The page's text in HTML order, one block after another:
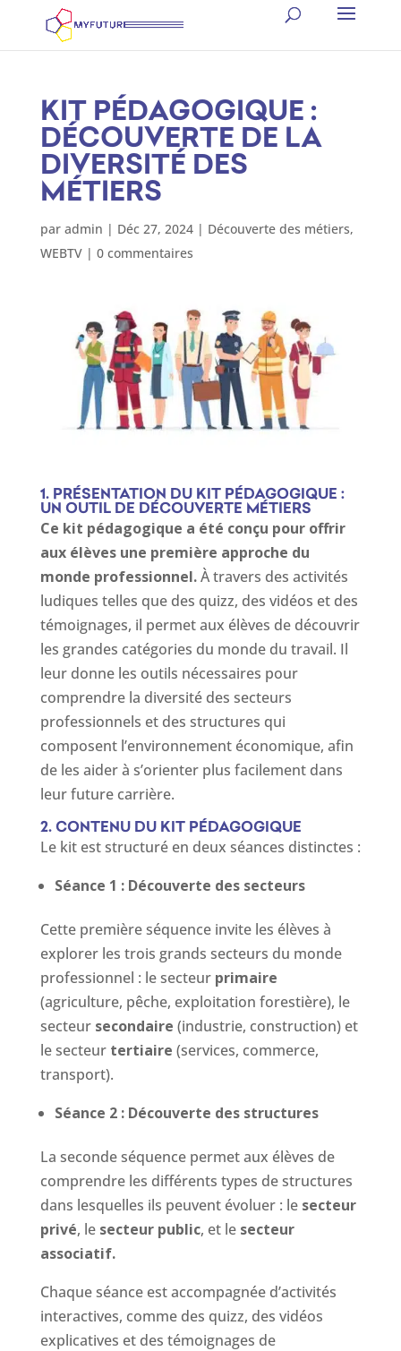
KIT PÉDAGOGIQUE :
DÉCOUVERTE DE LA
DIVERSITÉ DES
MÉTIERS
par admin | Déc 27, 2024| Découverte des métiers,
WEBTV| 0 commentaires
1. PRÉSENTATION DU KIT PÉDAGOGIQUE :
UN OUTIL DE DÉCOUVERTE MÉTIERS
Ce kit pédagogique a été conçu pour offrir
aux élèves une première approche du
monde professionnel.À travers des activités
ludiques telles que des quizz, des vidéos et des
témoignages, il permet aux élèves de découvrir
les grandes catégories du monde du travail. Il
leur donne les outils nécessaires pour
comprendre la diversité des secteurs
professionnels et des structures qui
composent l’environnement économique, afin
de les aider à s’orienter plus facilement dans
leur future carrière.
2. CONTENU DU KIT PÉDAGOGIQUE
Le kit est structuré en deux séances distinctes :
Séance 1 : Découverte des secteurs
Cette première séquence invite les élèves à
explorer les trois grands secteurs du monde
professionnel : le secteur primaire
(agriculture, pêche, exploitation forestière), le
secteur secondaire (industrie, construction) et
le secteur tertiaire (services, commerce,
transport).
Séance 2 : Découverte des structures
La seconde séquence permet aux élèves de
comprendre les différents types de structures
dans lesquelles ils peuvent évoluer : le secteur
privé, le secteur public, et le secteur
associatif.
Chaque séance est accompagnée d’activités
interactives, comme des quizz, des vidéos
explicatives et des témoignages de